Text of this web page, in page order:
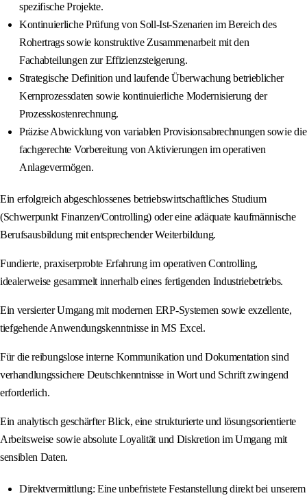
spezifische Projekte.
Kontinuierliche Prüfung von Soll-Ist-Szenarien im Bereich des
Rohertrags sowie konstruktive Zusammenarbeit mit den
Fachabteilungen zur Effizienzsteigerung.
Strategische Definition und laufende Überwachung betrieblicher
Kernprozessdaten sowie kontinuierliche Modernisierung der
Prozesskostenrechnung.
Präzise Abwicklung von variablen Provisionsabrechnungen sowie die
fachgerechte Vorbereitung von Aktivierungen im operativen
Anlagevermögen.
Ein erfolgreich abgeschlossenes betriebswirtschaftliches Studium
(Schwerpunkt Finanzen/Controlling) oder eine adäquate kaufmännische
Berufsausbildung mit entsprechender Weiterbildung.
Fundierte, praxiserprobte Erfahrung im operativen Controlling,
idealerweise gesammelt innerhalb eines fertigenden Industriebetriebs.
Ein versierter Umgang mit modernen ERP-Systemen sowie exzellente,
tiefgehende Anwendungskenntnisse in MS Excel.
Für die reibungslose interne Kommunikation und Dokumentation sind
verhandlungssichere Deutschkenntnisse in Wort und Schrift zwingend
erforderlich.
Ein analytisch geschärfter Blick, eine strukturierte und lösungsorientierte
Arbeitsweise sowie absolute Loyalität und Diskretion im Umgang mit
sensiblen Daten.
Direktvermittlung: Eine unbefristete Festanstellung direkt bei unserem